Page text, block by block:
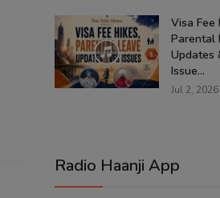
Visa Fee
Parental
Updates
Issue...
Jul 2, 2026
Radio Haanji App